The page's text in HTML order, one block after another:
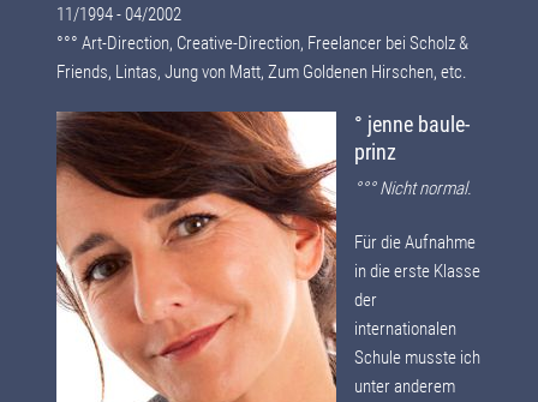
11/1994 - 04/2002
°°° Art-Direction, Creative-Direction, Freelancer bei Scholz &
Friends, Lintas, Jung von Matt, Zum Goldenen Hirschen, etc.
° jenne baule-
prinz
°°° Nicht normal.
Für die Aufnahme
in die erste Klasse
der
internationalen
Schule musste ich
unter anderem